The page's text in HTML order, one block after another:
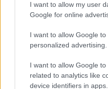
I want to allow my user
Google for online
I want to allow Google to
personalized advertising.
I want to allow Google
related to analytics like
device identifiers in apps.
Mindössze 214-en élnek